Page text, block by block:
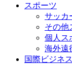
スポーツ
サッカ
その他
個人ス
海外遠
国際ビジネス